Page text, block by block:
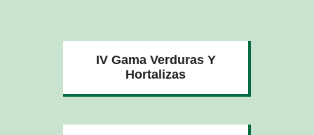
IV Gama Verduras Y
Hortalizas